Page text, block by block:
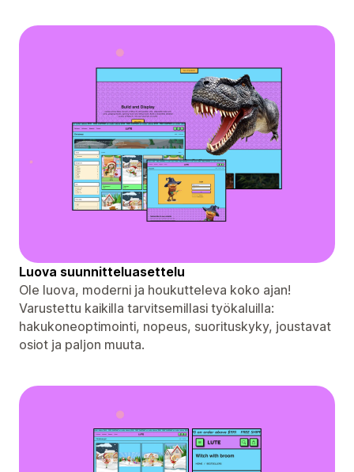
Luova suunnitteluasettelu
Ole luova, moderni ja houkutteleva koko ajan!
Varustettu kaikilla tarvitsemillasi työkaluilla:
hakukoneoptimointi, nopeus, suorituskyky, joustavat
osiot ja paljon muuta.